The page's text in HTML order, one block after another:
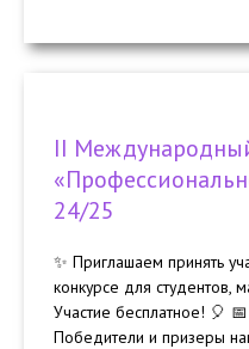
II
24/25
✨ Приглашаем принять
конкурсе для студентов,
Участие бесплатное! 🎈
Победители и призеры